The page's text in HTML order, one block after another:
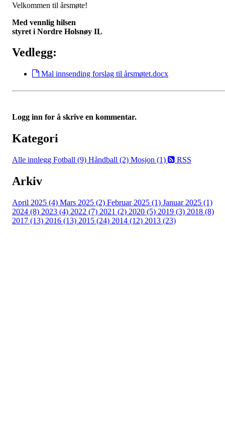
Velkommen til årsmøte!
Med vennlig hilsen
styret i Nordre Holsnøy IL
Vedlegg:
Mal innsending forslag til årsmøtet.docx
Logg inn for å skrive en kommentar.
Kategori
Alle innlegg Fotball (9) Håndball (2) Mosjon (1) RSS
Arkiv
April 2025 (4) Mars 2025 (2) Februar 2025 (1) Januar 2025 (1)
2024 (8) 2023 (4) 2022 (7) 2021 (2) 2020 (5) 2019 (3) 2018 (8)
2017 (13) 2016 (13) 2015 (24) 2014 (12) 2013 (23)